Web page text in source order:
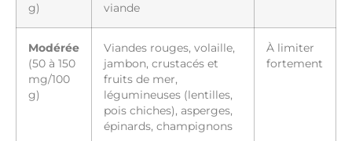
g)
viande
Modérée
(50 à 150
mg/100
g)
Viandes rouges, volaille,
jambon, crustacés et
fruits de mer,
légumineuses (lentilles,
pois chiches), asperges,
épinards, champignons
À limiter
fortement